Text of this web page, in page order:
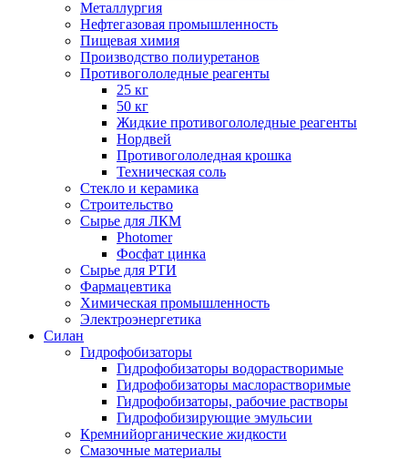
Металлургия
Нефтегазовая промышленность
Пищевая химия
Производство полиуретанов
Противогололедные реагенты
25 кг
50 кг
Жидкие противогололедные реагенты
Нордвей
Противогололедная крошка
Техническая соль
Стекло и керамика
Строительство
Сырье для ЛКМ
Photomer
Фосфат цинка
Сырье для РТИ
Фармацевтика
Химическая промышленность
Электроэнергетика
Силан
Гидрофобизаторы
Гидрофобизаторы водорастворимые
Гидрофобизаторы маслорастворимые
Гидрофобизаторы, рабочие растворы
Гидрофобизирующие эмульсии
Кремнийорганические жидкости
Смазочные материалы